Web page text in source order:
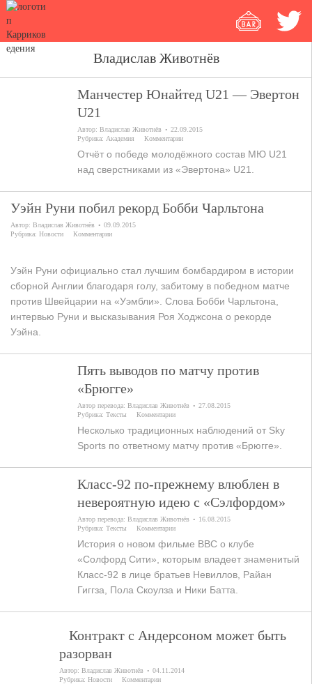
Владислав Животнёв
Манчестер Юнайтед U21 — Эвертон
U21
Автор:Владислав Животнёв
22.09.2015
Рубрика: Академия Комментарии
Отчёт о победе молодёжного состав МЮ U21
над сверстниками из «Эвертона» U21.
Уэйн Руни побил рекорд Бобби Чарльтона
Автор: Владислав Животнёв
09.09.2015
Рубрика: Новости Комментарии
Уэйн Руни официально стал лучшим бомбардиром в истории
сборной Англии благодаря голу, забитому в победном матче
против Швейцарии на «Уэмбли». Слова Бобби Чарльтона,
интервью Руни и высказывания Роя Ходжсона о рекорде
Уэйна.
Пять выводов по матчу против
«Брюгге»
Автор перевода:Владислав Животнёв
27.08.2015
Рубрика:Тексты Комментарии
Несколько традиционных наблюдений от Sky
Sports по ответному матчу против «Брюгге».
Класс-92 по-прежнему влюблен в
невероятную идею с «Сэлфордом»
Автор перевода:Владислав Животнёв
16.08.2015
Рубрика:Тексты Комментарии
История о новом фильме BBC о клубе
«Солфорд Сити», которым владеет знаменитый
Класс-92 в лице братьев Невиллов, Райан
Гиггза, Пола Скоулза и Ники Батта.
Контракт с Андерсоном может быть
разорван
Автор: Владислав Животнёв
04.11.2014
Рубрика: Новости Комментарии